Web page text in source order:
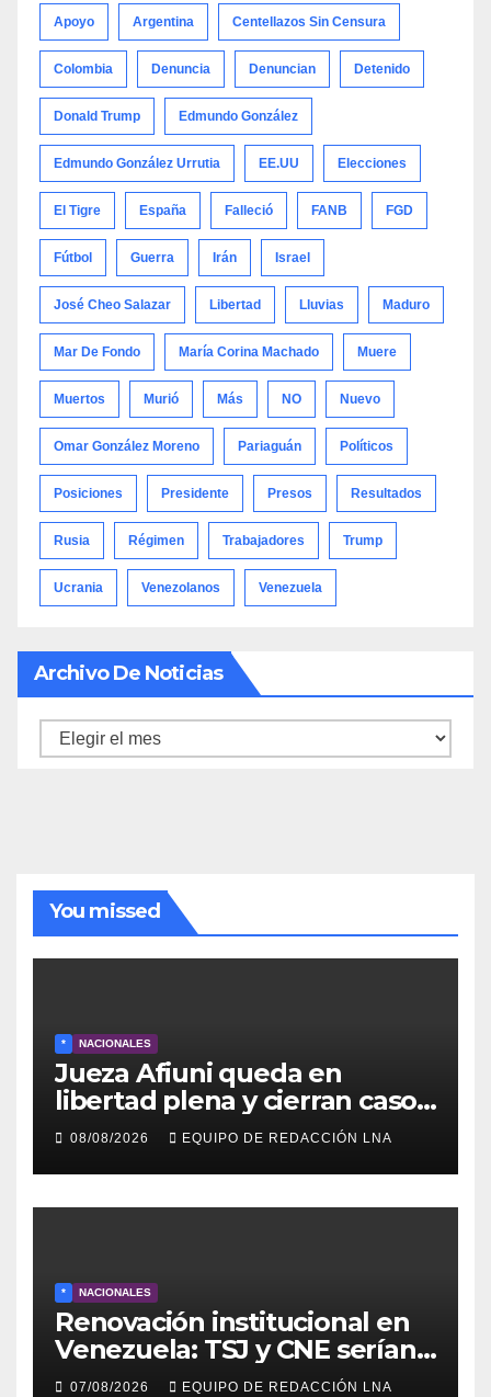
Apoyo Argentina Centellazos Sin Censura
Colombia Denuncia Denuncian Detenido
Donald Trump Edmundo González
Edmundo González Urrutia EE.UU Elecciones
El Tigre España Falleció FANB FGD
Fútbol Guerra Irán Israel
José Cheo Salazar Libertad Lluvias Maduro
Mar De Fondo María Corina Machado Muere
Muertos Murió Más NO Nuevo
Omar González Moreno Pariaguán Políticos
Posiciones Presidente Presos Resultados
Rusia Régimen Trabajadores Trump
Ucrania Venezolanos Venezuela
Archivo De Noticias
Archivo
You missed
* NACIONALES
Jueza Afiuni queda en
libertad plena y cierran caso
tras más de 16 años
08/08/2026 EQUIPO DE REDACCIÓN LNA
* NACIONALES
Renovación institucional en
Venezuela: TSJ y CNE serían
designados a finales de 2026
07/08/2026 EQUIPO DE REDACCIÓN LNA